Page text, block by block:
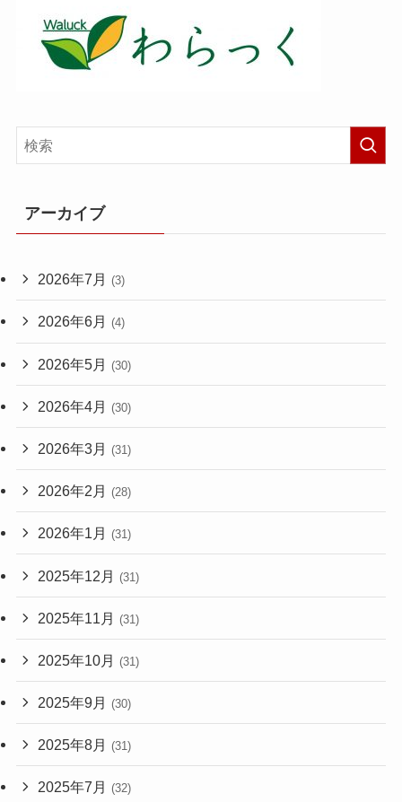
アーカイブ
2026年7月 (3)
2026年6月 (4)
2026年5月 (30)
2026年4月 (30)
2026年3月 (31)
2026年2月 (28)
2026年1月 (31)
2025年12月 (31)
2025年11月 (31)
2025年10月 (31)
2025年9月 (30)
2025年8月 (31)
2025年7月 (32)